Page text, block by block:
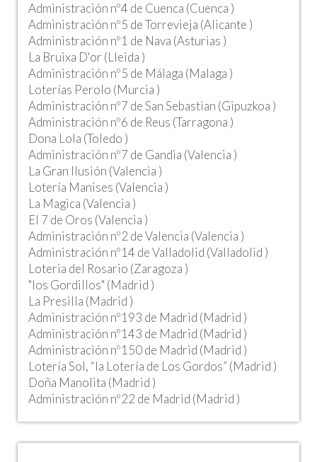
Administración nº4 de Cuenca (Cuenca )
Administración nº5 de Torrevieja (Alicante )
Administración nº1 de Nava (Asturias )
La Bruixa D'or (Lleida )
Administración nº5 de Málaga (Malaga )
Loterías Perolo (Murcia )
Administración nº7 de San Sebastian (Gipuzkoa )
Administración nº6 de Reus (Tarragona )
Dona Lola (Toledo )
Administración nº7 de Gandia (Valencia )
La Gran Ilusión (Valencia )
Lotería Manises (Valencia )
La Magica (Valencia )
El 7 de Oros (Valencia )
Administración nº2 de Valencia (Valencia )
Administración nº14 de Valladolid (Valladolid )
Loteria del Rosario (Zaragoza )
"los Gordillos" (Madrid )
La Presilla (Madrid )
Administración nº193 de Madrid (Madrid )
Administración nº143 de Madrid (Madrid )
Administración nº150 de Madrid (Madrid )
Lotería Sol, “la Lotería de Los Gordos” (Madrid )
Doña Manolita (Madrid )
Administración nº22 de Madrid (Madrid )